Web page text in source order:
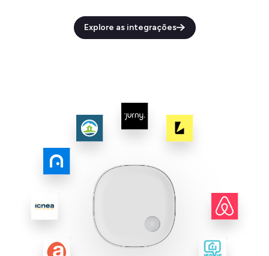
Explore as integrações